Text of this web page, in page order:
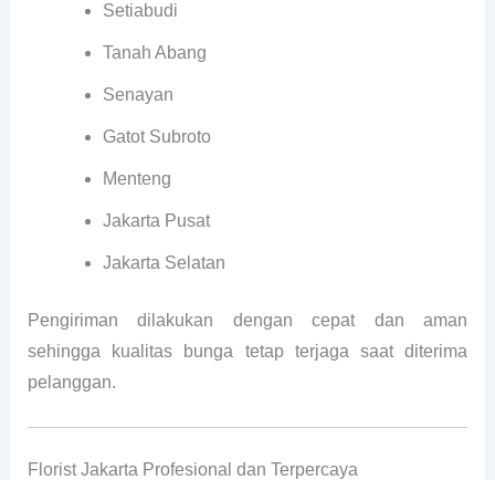
Setiabudi
Tanah Abang
Senayan
Gatot Subroto
Menteng
Jakarta Pusat
Jakarta Selatan
Pengiriman dilakukan dengan cepat dan aman
sehingga kualitas bunga tetap terjaga saat diterima
pelanggan.
Florist Jakarta Profesional dan Terpercaya